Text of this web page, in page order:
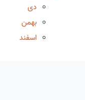
دی
بهمن
اسفند